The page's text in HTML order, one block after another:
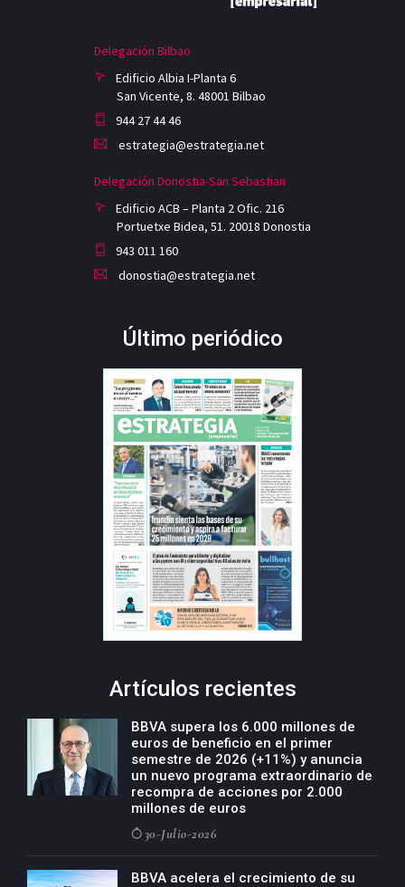
Delegación Bilbao
Edificio Albia I-Planta 6
San Vicente, 8. 48001 Bilbao
944 27 44 46
estrategia@estrategia.net
Delegación Donostia-San Sebastian
Edificio ACB – Planta 2 Ofic. 216
Portuetxe Bidea, 51. 20018 Donostia
943 011 160
donostia@estrategia.net
Último periódico
Artículos recientes
BBVA supera los 6.000 millones de
euros de beneficio en el primer
semestre de 2026 (+11%) y anuncia
un nuevo programa extraordinario de
recompra de acciones por 2.000
millones de euros
30-Julio-2026
BBVA acelera el crecimiento de su